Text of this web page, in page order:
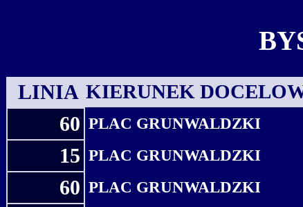
LINIA KIERUNEK
60 PLAC GRUNWALDZKI
15 PLAC GRUNWALDZKI
60 PLAC GRUNWALDZKI